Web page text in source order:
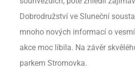
Dobrodružství ve Sluneční
mnoho nových informací o
akce moc líbila. Na závěr
parkem Stromovka.